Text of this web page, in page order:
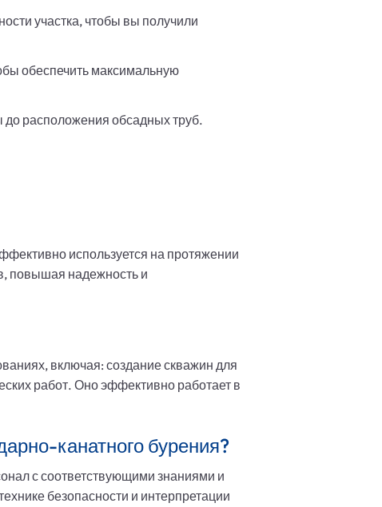
участка, чтобы вы получили
обеспечить максимальную
расположения обсадных труб.
используется на протяжении
повышая надежность и
включая: создание скважин для
работ. Оно эффективно работает в
канатного бурения?
с соответствующими знаниями и
безопасности и интерпретации